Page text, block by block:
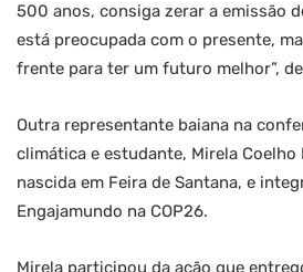
500 anos, consiga zerar a emissão
está preocupada com o presente,
frente para ter um futuro melhor”,
Outra representante baiana na
climática e estudante, Mirela Coelho
nascida em Feira de Santana, e
Engajamundo na COP26.
Mirela participou da ação que